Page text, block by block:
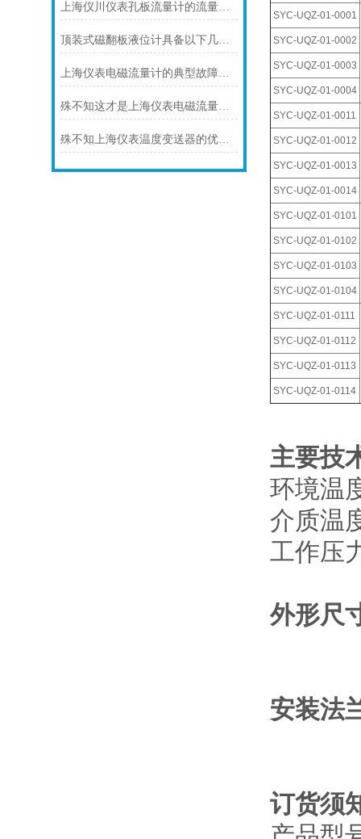
上海仪川仪表孔板流量计的流量计算公式
顶装式磁翻板液位计具备以下几大主要特点
上海仪表电磁流量计的典型故障诊断及处理方法
殊不知这才是上海仪表电磁流量计的功能所在
殊不知上海仪表温度变送器的优势是这样的
SYC-UQZ-01-0001
SYC-UQZ-01-0002
SYC-UQZ-01-0003
SYC-UQZ-01-0004
SYC-UQZ-01-0011
SYC-UQZ-01-0012
SYC-UQZ-01-0013
SYC-UQZ-01-0014
SYC-UQZ-01-0101
SYC-UQZ-01-0102
SYC-UQZ-01-0103
SYC-UQZ-01-0104
SYC-UQZ-01-0111
SYC-UQZ-01-0112
SYC-UQZ-01-0113
SYC-UQZ-01-0114
主要技
环境温
介质温
工作压
外形尺
安装法
订货须